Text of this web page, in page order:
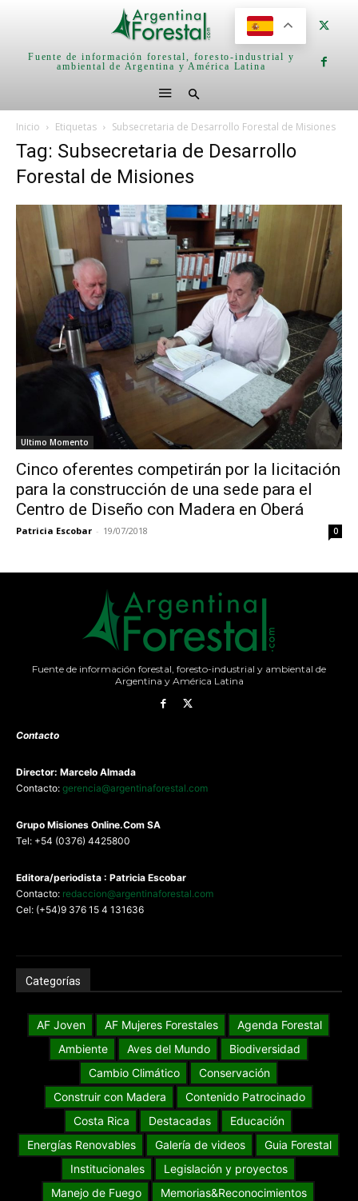
Fuente de información forestal, foresto-industrial y
ambiental de Argentina y América Latina
Inicio Etiquetas Subsecretaria de Desarrollo Forestal de Misiones
Tag: Subsecretaria de Desarrollo
Forestal de Misiones
Ultimo Momento
Cinco oferentes competirán por la licitación
para la construcción de una sede para el
Centro de Diseño con Madera en Oberá
Patricia Escobar - 19/07/2018 0
Fuente de información forestal, foresto-industrial y ambiental de
Argentina y América Latina
Contacto
Director: Marcelo Almada
Contacto: gerencia@argentinaforestal.com
Grupo Misiones Online.Com SA
Tel: +54 (0376) 4425800
Editora/periodista : Patricia Escobar
Contacto: redaccion@argentinaforestal.com
Cel: (+54)9 376 15 4 131636
Categorías
AF Joven AF Mujeres Forestales
Agenda Forestal
Ambiente
Aves del Mundo
Biodiversidad
Cambio Climático
Conservación
Construir con Madera
Contenido Patrocinado
Costa Rica
Destacadas
Educación
Energías Renovables
Galería de videos
Guia Forestal
Institucionales
Legislación y proyectos
Manejo de Fuego
Memorias&Reconocimientos